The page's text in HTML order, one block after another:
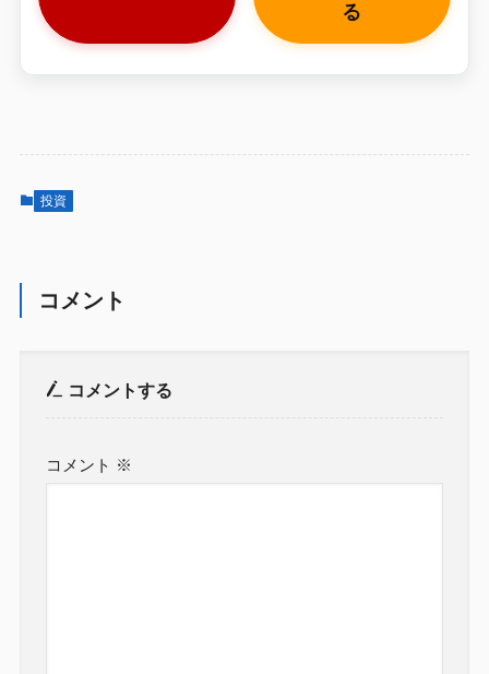
る
投資
コメント
コメントする
コメント ※